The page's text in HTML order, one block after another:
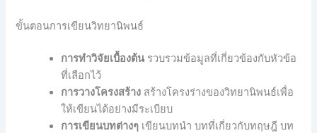
ขั้นตอนการเขียนวิทยานิพนธ์
การทำวิจัยเบื้องต้น รวบรวมข้อมูลที่เกี่ยวข้องกับหัวข้อ
ที่เลือกไว้
การวางโครงสร้าง สร้างโครงร่างของวิทยานิพนธ์เพื่อ
ให้เขียนได้อย่างมีระเบียบ
การเขียนบทต่างๆ เขียนบทนำ บทที่เกี่ยวกับทฤษฎี บท